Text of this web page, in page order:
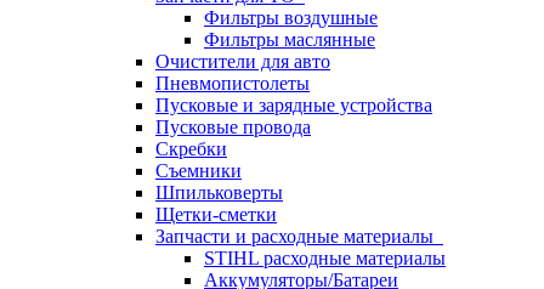
Фильтры воздушные
Фильтры маслянные
Очистители для авто
Пневмопистолеты
Пусковые и зарядные устройства
Пусковые провода
Скребки
Съемники
Шпильковерты
Щетки-сметки
Запчасти и расходные материалы
STIHL расходные материалы
Аккумуляторы/Батареи